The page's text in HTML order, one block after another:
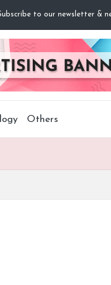
to our newsletter &
Others